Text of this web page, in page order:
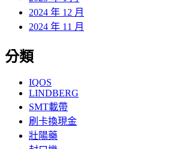
2024 年 12 月
2024 年 11 月
分類
IQOS
LINDBERG
SMT載帶
刷卡換現金
壯陽藥